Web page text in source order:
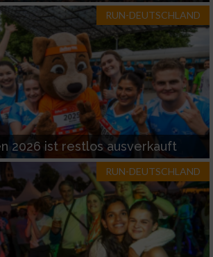
RUN-DEUTSCHLAND
2026 ist restlos ausverkauft
RUN-DEUTSCHLAND